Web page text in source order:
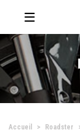
Accueil Roadster